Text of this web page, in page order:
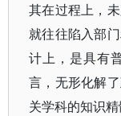
其在过程上，
就往往陷入部
计上，是具有
言，无形化解
关学科的知识精